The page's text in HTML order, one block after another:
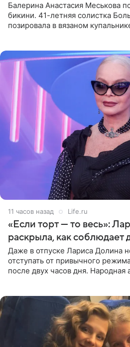
Балерина Анастасия Меськова
бикини. 41-летняя солистка
позировала в вязаном
11 часов назад Life.ru
«Если торт — то весь»:
раскрыла, как соблюдает
Даже в отпуске Лариса Долина
отступать от привычного
после двух часов дня. Народная